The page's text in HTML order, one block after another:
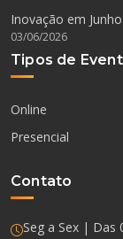
Inovação em
03/06/2026
Tipos de
Online
Presencial
Contato
Seg a Sex | Das